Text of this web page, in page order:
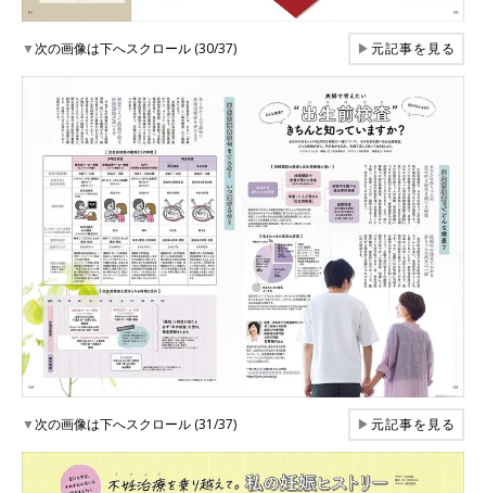
▼次の画像は下へスクロール (30/37) ▶元記事を見る
▼次の画像は下へスクロール (31/37) ▶元記事を見る